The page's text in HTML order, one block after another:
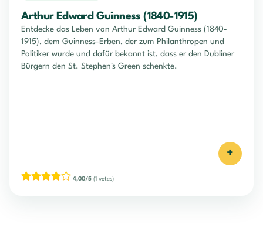
Arthur Edward Guinness (1840-1915)
Entdecke das Leben von Arthur Edward Guinness (1840-
1915), dem Guinness-Erben, der zum Philanthropen und
Politiker wurde und dafür bekannt ist, dass er den Dubliner
Bürgern den St. Stephen's Green schenkte.
+
4,00/5 (1 votes)